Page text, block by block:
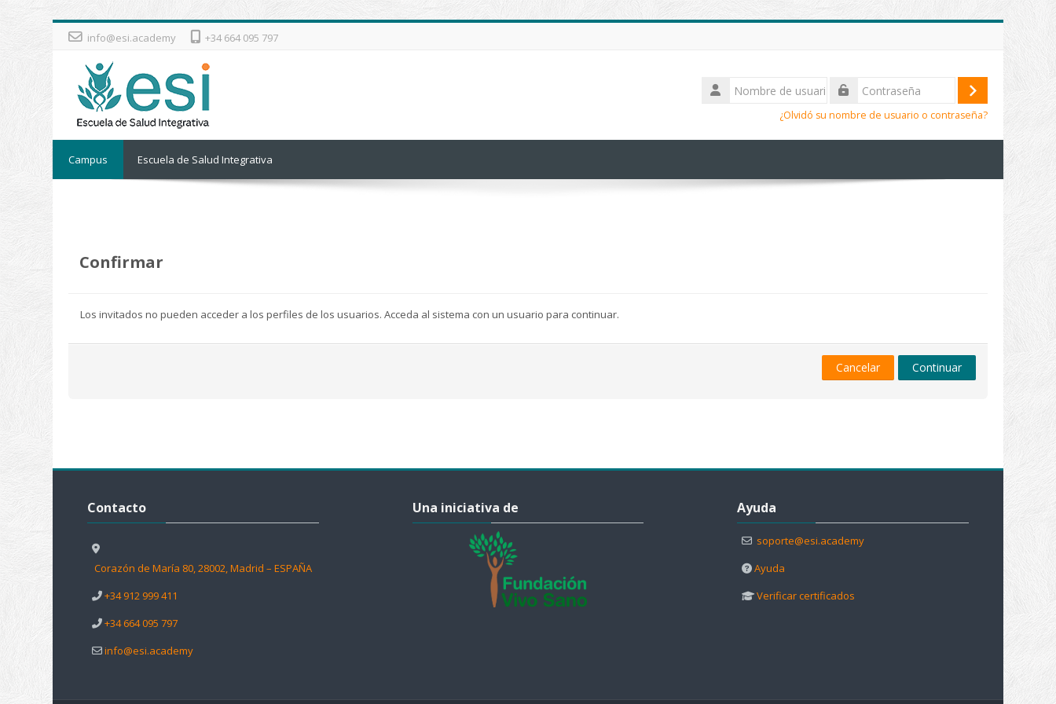
Salta al contenido principal
info@esi.academy +34 664 095 797
Nombre
de
Acceder
¿Olvidó su nombre de usuario o contraseña?
Campus Escuela de Salud Integrativa
Confirmar
Los invitados no pueden acceder a los perfiles de los usuarios. Acceda al sistema con un usuario para continuar.
Cancelar Continuar
Contacto
Corazón de María 80, 28002, Madrid – ESPAÑA
+34 912 999 411
+34 664 095 797
info@esi.academy
Una iniciativa de Ayuda
soporte@esi.academy
Ayuda
Verificar certificados